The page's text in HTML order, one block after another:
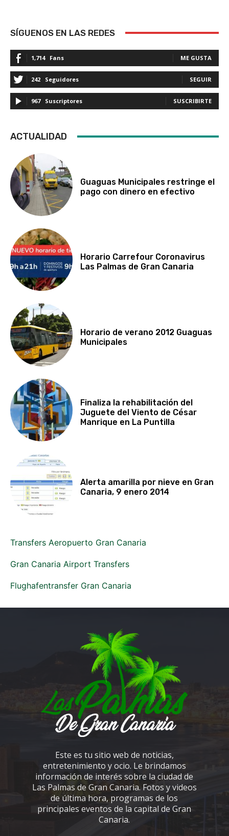
SÍGUENOS EN LAS REDES
1,714 Fans ME GUSTA
242 Seguidores SEGUIR
967 Suscriptores SUSCRIBIRTE
ACTUALIDAD
Guaguas Municipales restringe el
pago con dinero en efectivo
Horario Carrefour Coronavirus
Las Palmas de Gran Canaria
Horario de verano 2012 Guaguas
Municipales
Finaliza la rehabilitación del
Juguete del Viento de César
Manrique en La Puntilla
Alerta amarilla por nieve en Gran
Canaria, 9 enero 2014
Transfers Aeropuerto Gran Canaria
Gran Canaria Airport Transfers
Flughafentransfer Gran Canaria
Este es tu sitio web de noticias,
entretenimiento y ocio. Le brindamos
información de interés sobre la ciudad de
Las Palmas de Gran Canaria. Fotos y videos
de última hora, programas de los
principales eventos de la capital de Gran
Canaria.